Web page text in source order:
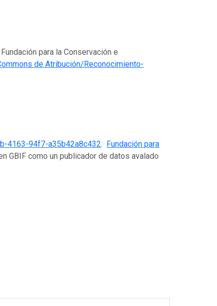
para la Conservación e
de Atribución/Reconocimiento-
4163-94f7-a35b42a8c432. Fundación para
GBIF como un publicador de datos avalado